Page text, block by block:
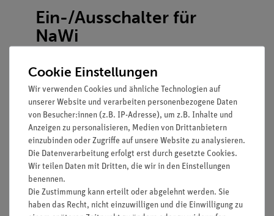
Ein-/Ausschalter für
NaWi
Funktion und Verwendung
Ein-/Ausschalter mit Buchsen, besonders geeignet für
den Unterricht zum Thema Elektrizität in den unteren
Cookie Einstellungen
Wir verwenden Cookies und ähnliche Technologien auf
unserer Website und verarbeiten personenbezogene Daten
von Besucher:innen (z.B. IP-Adresse), um z.B. Inhalte und
Anzeigen zu personalisieren, Medien von Drittanbietern
einzubinden oder Zugriffe auf unsere Website zu analysieren.
Die Datenverarbeitung erfolgt erst durch gesetzte Cookies.
Wir teilen Daten mit Dritten, die wir in den Einstellungen
benennen.
Die Zustimmung kann erteilt oder abgelehnt werden. Sie
haben das Recht, nicht einzuwilligen und die Einwilligung zu